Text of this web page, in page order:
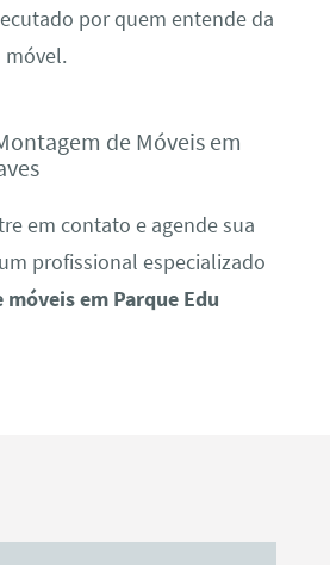
por quem entende da
móvel.
de Móveis em
em contato e agende sua
profissional especializado
em Parque Edu